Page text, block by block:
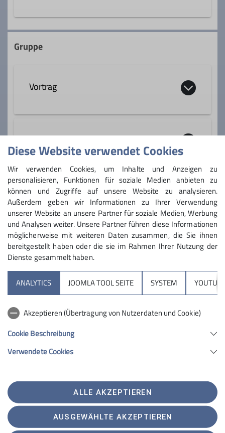
Öffentlichkeitsarbeit
Am Sportplatz 2
Gruppe
Vortrag
Sektion
Anmeldung
keine Anmeldung norwendig
Partnersektionen
Services
82269 Geltendorf
Telefon +498193950321
Diese Website verwendet Cookies
Wir verwenden Cookies, um Inhalte und Anzeigen zu
personalisieren, Funktionen für soziale Medien anbieten zu
können und Zugriffe auf unsere Website zu analysieren.
Außerdem geben wir Informationen zu Ihrer Verwendung
unserer Website an unsere Partner für soziale Medien, Werbung
und Analysen weiter. Unsere Partner führen diese Informationen
möglicherweise mit weiteren Daten zusammen, die Sie ihnen
bereitgestellt haben oder die sie im Rahmen Ihrer Nutzung der
Dienste gesammelt haben.
ANALYTICS JOOMLA TOOL SEITE SYSTEM
Akzeptieren (Übertragung von Nutzerdaten und Cookie)
Cookie Beschreibung
Verwendete Cookies
ALLE AKZEPTIEREN
AUSGEWÄHLTE AKZEPTIEREN